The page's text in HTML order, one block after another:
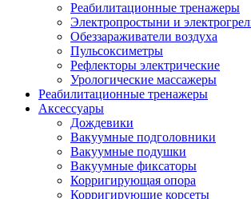
Реабилитационные тренажеры
Электропростыни и
Обеззараживатели воздуха
Пульсоксиметры
Рефлекторы электрические
Урологические массажеры
Реабилитационные тренажеры
Аксессуары
Дождевики
Вакуумные подголовники
Вакуумные подушки
Вакуумные фиксаторы
Корригирующая опора
Корригирующие корсеты